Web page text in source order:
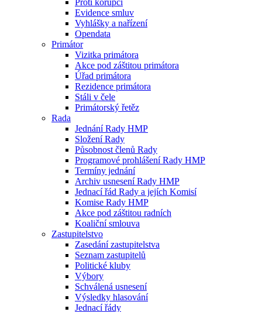
Proti korupci
Evidence smluv
Vyhlášky a nařízení
Opendata
Primátor
Vizitka primátora
Akce pod záštitou primátora
Úřad primátora
Rezidence primátora
Stáli v čele
Primátorský řetěz
Rada
Jednání Rady HMP
Složení Rady
Působnost členů Rady
Programové prohlášení Rady HMP
Termíny jednání
Archiv usnesení Rady HMP
Jednací řád Rady a jejích Komisí
Komise Rady HMP
Akce pod záštitou radních
Koaliční smlouva
Zastupitelstvo
Zasedání zastupitelstva
Seznam zastupitelů
Politické kluby
Výbory
Schválená usnesení
Výsledky hlasování
Jednací řády